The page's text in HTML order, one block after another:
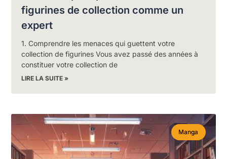
figurines de collection comme un
expert
1. Comprendre les menaces qui guettent votre
collection de figurines Vous avez passé des années à
constituer votre collection de
LIRE LA SUITE »
Manga